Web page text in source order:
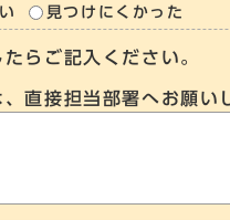
見つけにくかった
らご記入ください。
直接担当部署へお願